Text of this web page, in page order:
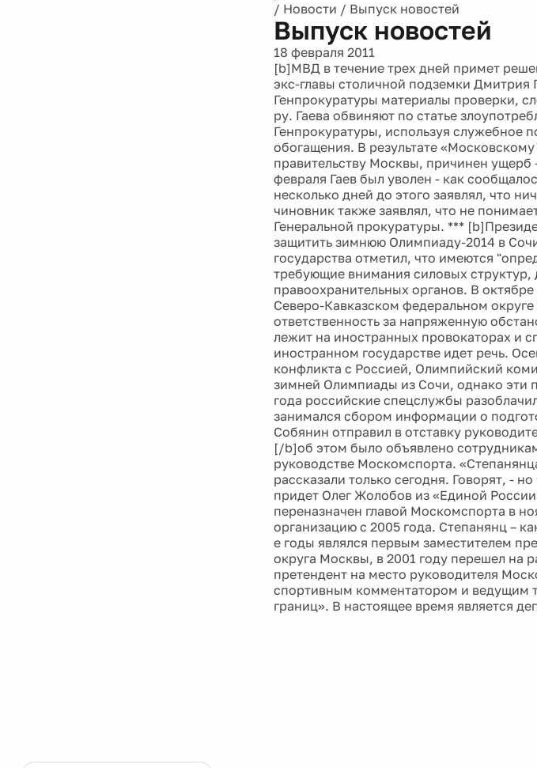
/ Новости / Выпуск новостей
Выпуск новостей
18 февраля 2011
[b]МВД в течение трех дней примет
экс-главы столичной подземки
Генпрокуратуры материалы проверки,
ру. Гаева обвиняют по статье
Генпрокуратуры, используя служебное
обогащения. В результате
правительству Москвы, причинен
февраля Гаев был уволен - как
несколько дней до этого заявлял, что
чиновник также заявлял, что не
Генеральной прокуратуры. ***
защитить зимнюю Олимпиаду-2014 в
государства отметил, что имеются
требующие внимания силовых
правоохранительных органов. В
Северо-Кавказском федеральном
ответственность за напряженную
лежит на иностранных провокаторах и
иностранном государстве идет речь.
конфликта с Россией, Олимпийский
зимней Олимпиады из Сочи, однако эти
года российские спецслужбы
занимался сбором информации о
Собянин отправил в отставку
[/b]об этом было объявлено
руководстве Москомспорта.
рассказали только сегодня. Говорят, -
придет Олег Жолобов из «Единой
переназначен главой Москомспорта в
организацию с 2005 года. Степанянц –
е годы являлся первым заместителем
округа Москвы, в 2001 году перешел
претендент на место руководителя
спортивным комментатором и ведущим
границ». В настоящее время является